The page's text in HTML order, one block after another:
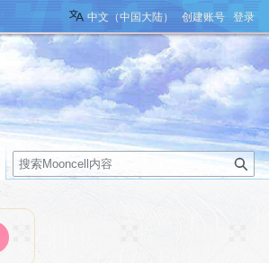
中文（中国大陆） 创建账号 登录
搜
索